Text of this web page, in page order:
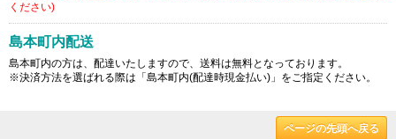
ください)
島本町内配送
島本町内の方は、配達いたしますので、送料は無料となっております。
※決済方法を選ばれる際は「島本町内(配達時現金払い)」をご指定ください。
ページの先頭へ戻る